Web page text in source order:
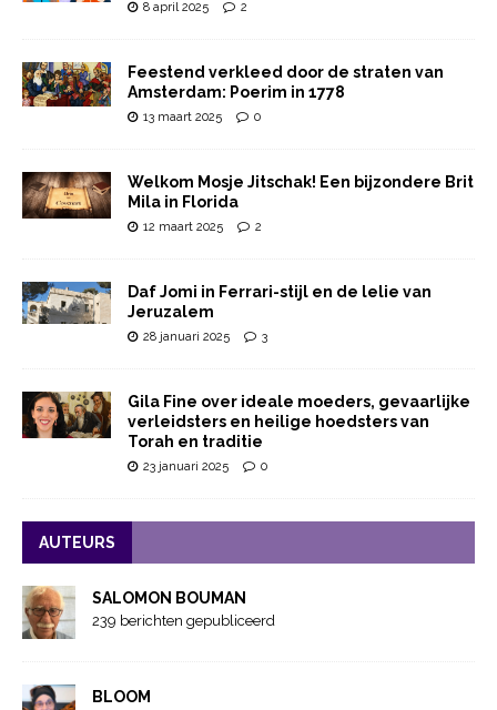
8 april 2025 2
Feestend verkleed door de straten van
Amsterdam: Poerim in 1778
13 maart 2025 0
Welkom Mosje Jitschak! Een bijzondere Brit
Mila in Florida
12 maart 2025 2
Daf Jomi in Ferrari-stijl en de lelie van
Jeruzalem
28 januari 2025 3
Gila Fine over ideale moeders, gevaarlijke
verleidsters en heilige hoedsters van
Torah en traditie
23 januari 2025 0
AUTEURS
SALOMON BOUMAN
239 berichten gepubliceerd
BLOOM